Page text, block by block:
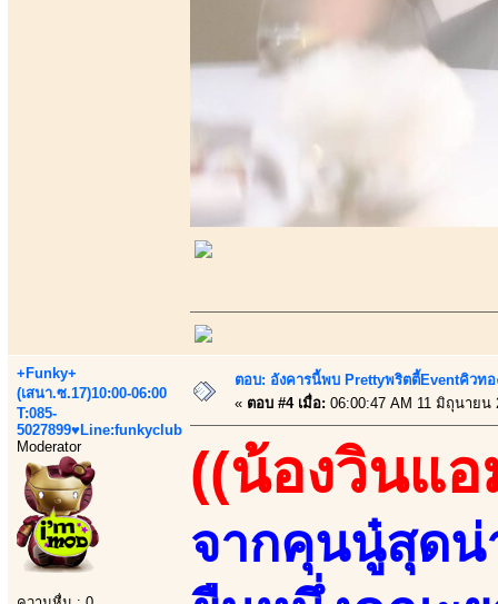
+Funky+
(เสนา.ซ.17)10:00-06:00
T:085-
5027899♥Line:funkyclub
Moderator
ตอบ: อังคารนี้พบ Prettyพริตตี้Eventคิวท
« ตอบ #4 เมื่อ: 06:00:47 AM 11 มิถุนายน
((น้องวินแอ
จากคุนนู๋สุดน่